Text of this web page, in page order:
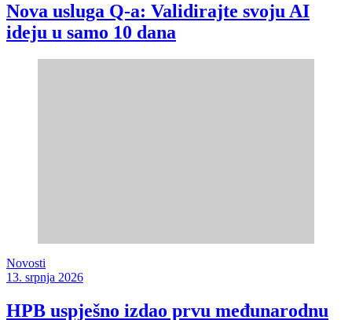
Nova usluga Q-a: Validirajte svoju AI
ideju u samo 10 dana
Novosti
13. srpnja 2026
HPB uspješno izdao prvu međunarodnu